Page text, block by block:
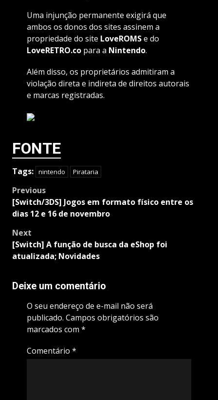
Uma injunção permanente exigirá que
ambos os donos dos sites assinem a
propriedade do site LoveROMSe do
LoveRETRO.copara a Nintendo.
Além disso, os proprietários admitiram a
violação direta e indireta de direitos autorais
e marcas registradas.
FONTE
Tags: nintendo Pirataria
Post
navigation
Previous
[Switch/3DS] Jogos em formato físico entre os
dias 12 e 16 de novembro
Next
[Switch] A função de busca da eShop foi
atualizada; Novidades
Deixe um comentário
O seu endereço de e-mail não será
publicado. Campos obrigatórios são
marcados com *
Comentário *